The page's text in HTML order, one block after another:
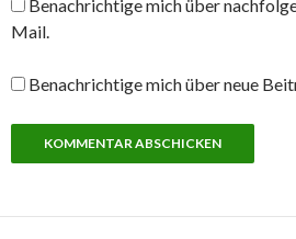
Benachrichtige mich über
Mail.
Benachrichtige mich über neue